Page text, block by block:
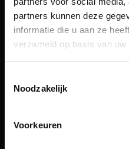
partners kunnen deze
informatie die u aan ze
verzameld op basis van
Noodzakelijk
Voorkeuren
Maatwerk
Een exclusieve
beleving, waar
Spuiterij